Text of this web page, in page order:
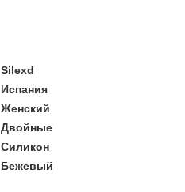
Silexd
Испания
Женский
Двойные
Силикон
Бежевый